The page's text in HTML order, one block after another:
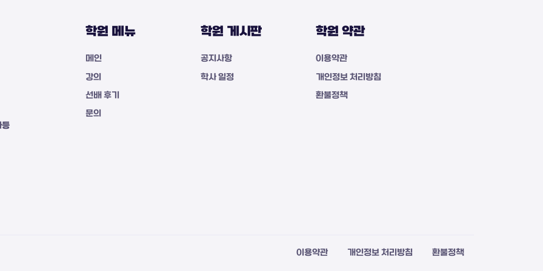
등
학원 메뉴
메인
강의
선배 후기
문의
학원 게시판
공지사항
학사 일정
학원 약관
이용약관
개인정보 처리방침
환불정책
이용약관 개인정보 처리방침 환불정책